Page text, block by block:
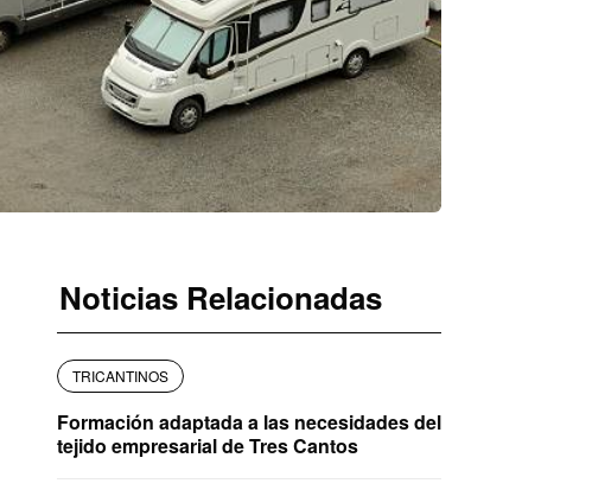
Noticias Relacionadas
TRICANTINOS
Formación adaptada a las necesidades del
tejido empresarial de Tres Cantos